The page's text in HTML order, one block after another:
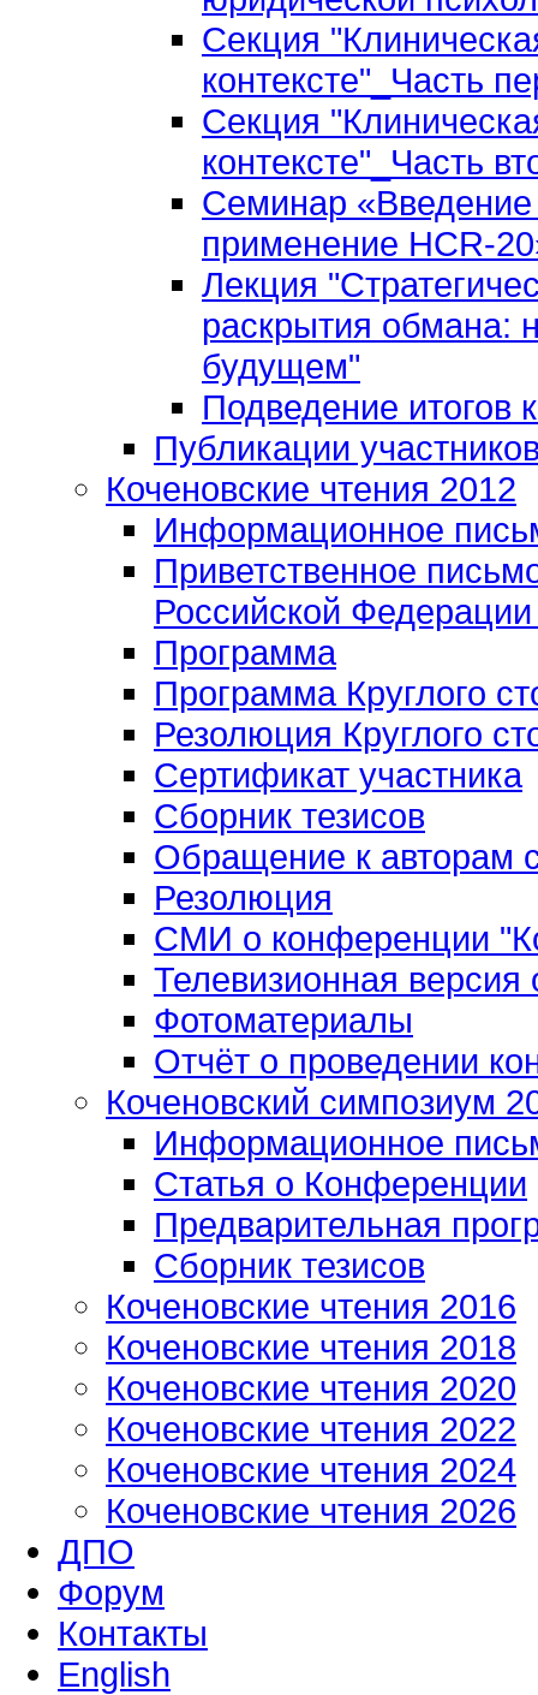
Секция
контексте"_Часть
Секция
контексте"_Часть
Семинар «Введение
применение HCR-
Лекция
раскрытия обмана:
будущем"
Подведение итогов
Публикации
Коченовские чтения 2012
Информационное
Приветственное
Российской
Программа
Программа Круглого
Резолюция Круглого
Сертификат участника
Сборник тезисов
Обращение к авторам
Резолюция
СМИ о конференции
Телевизионная
Фотоматериалы
Отчёт о проведении
Коченовский симпозиум
Информационное
Статья о Конференции
Предварительная
Сборник тезисов
Коченовские чтения 2016
Коченовские чтения 2018
Коченовские чтения 2020
Коченовские чтения 2022
Коченовские чтения 2024
Коченовские чтения 2026
ДПО
Форум
Контакты
English